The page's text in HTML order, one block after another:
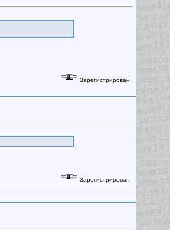
Зарегистрирован
Зарегистрирован